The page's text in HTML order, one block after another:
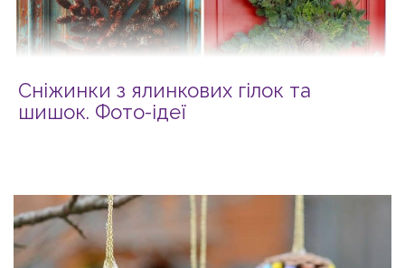
Сніжинки з ялинкових гілок та
шишок. Фото-ідеї